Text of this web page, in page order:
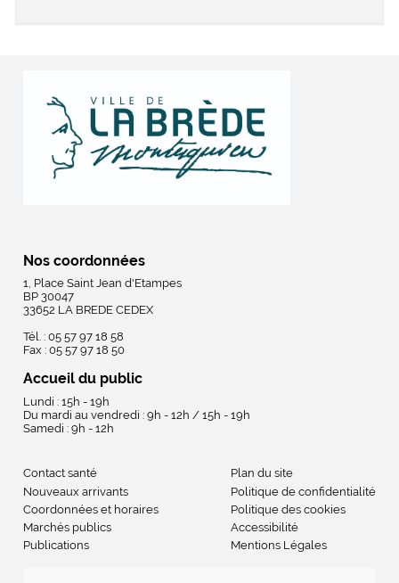
Nos coordonnées
1, Place Saint Jean d'Etampes
BP 30047
33652 LA BREDE CEDEX
Tél. : 05 57 97 18 58
Fax : 05 57 97 18 50
Accueil du public
Lundi : 15h - 19h
Du mardi au vendredi : 9h - 12h / 15h - 19h
Samedi : 9h - 12h
Contact santé
Nouveaux arrivants
Coordonnées et horaires
Marchés publics
Publications
Plan du site
Politique de confidentialité
Politique des cookies
Accessibilité
Mentions Légales